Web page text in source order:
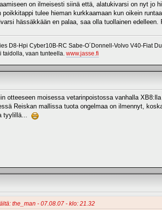
on ilmeisesti siinä että, alatukivarsi on nyt jo
tulee hieman kurkkaamaan kun oikein
hässäkkään en palaa, saa olla tuollainen
D8-Hpi Cyber10B-RC Sabe-O´Donnell-Volvo V40-Fiat
taidolla, vaan tunteella. www.jasse.fi
otteeseen moisessa vetarinpoistossa vanhalla
Reiskan mallissa tuota ongelmaa on ilmennyt,
tyylillä...
the_man - 07.08.07 - klo: 21.32